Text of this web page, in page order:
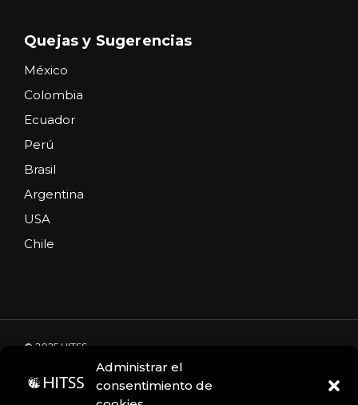
Administrar el
consentimiento de
Quejas y Sugerencias
México
Colombia
Ecuador
Perú
Brasil
Argentina
USA
Chile
© 2025 HITSS